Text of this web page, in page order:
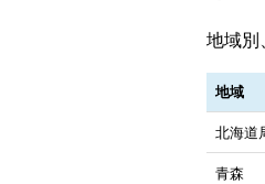
地域別
地域
北海道
青森